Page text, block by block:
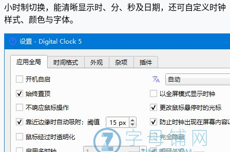
小时制切换，能清晰显示时、分、秒及日期，还可自定义时钟
样式、颜色与字体。